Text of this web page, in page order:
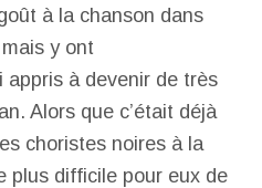
à la chanson dans
y ont
appris à devenir de très
Alors que c’était déjà
choristes noires à la
plus difficile pour eux de